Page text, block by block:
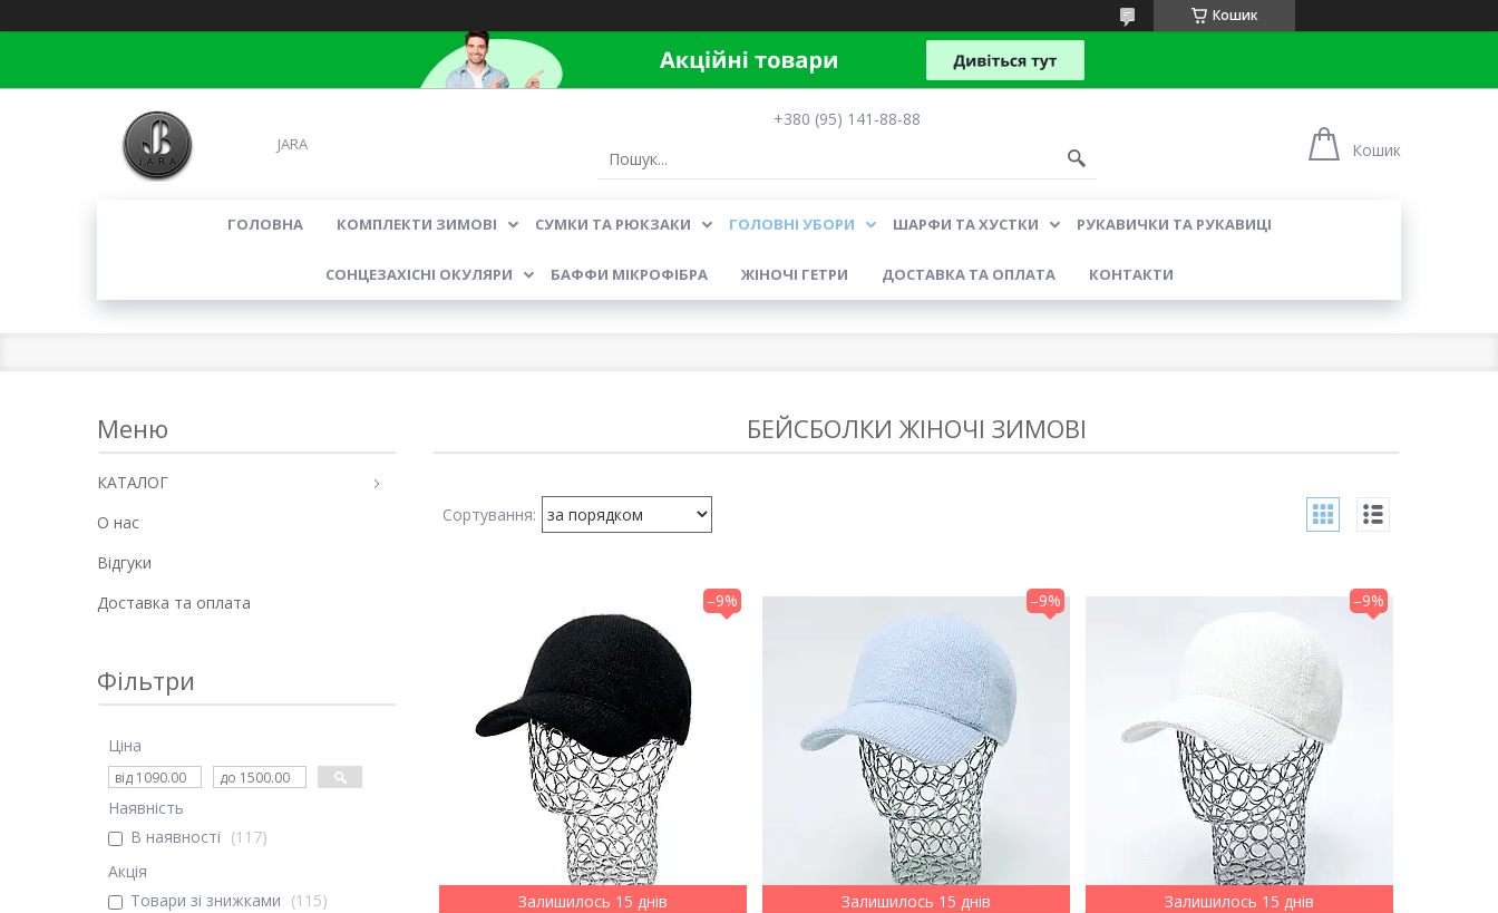
Кошик
JARA
+380 (95) 141-88-88
Кошик
ГОЛОВНА КОМПЛЕКТИ ЗИМОВІ СУМКИ ТА РЮКЗАКИ ГОЛОВНІ УБОРИ ШАРФИ ТА ХУСТКИ РУКАВИЧКИ ТА РУКАВИЦІ
СОНЦЕЗАХІСНІ ОКУЛЯРИ БАФФИ МІКРОФІБРА ЖІНОЧІ ГЕТРИ ДОСТАВКА ТА ОПЛАТА КОНТАКТИ
БЕЙСБОЛКИ ЖІНОЧІ ЗИМОВІ
–9%
Залишилось 15 днів
–9%
Залишилось 15 днів
–9%
Залишилось 15 днів
КАТАЛОГ
О нас
Відгуки
Доставка та оплата
Фільтри
Ціна
Наявність
В наявності
117
Акція
Товари зі знижками
115